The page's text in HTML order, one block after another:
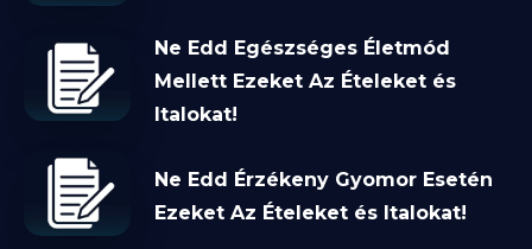
Ne Edd Egészséges Életmód
Mellett Ezeket Az Ételeket és
Italokat!
Ne Edd Érzékeny Gyomor Esetén
Ezeket Az Ételeket és Italokat!